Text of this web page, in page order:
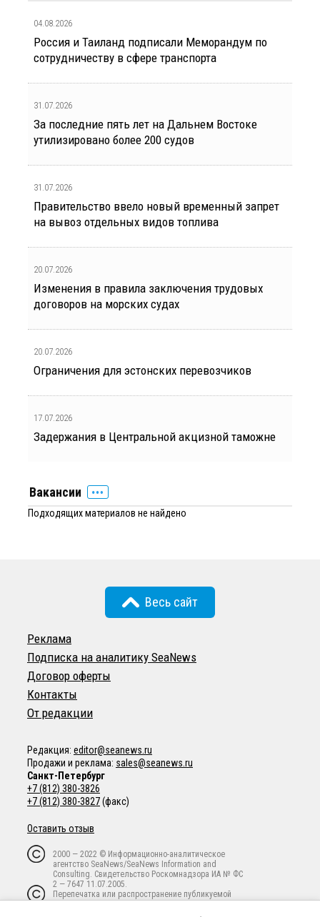
04.08.2026
Россия и Таиланд подписали Меморандум по
сотрудничеству в сфере транспорта
31.07.2026
За последние пять лет на Дальнем Востоке
утилизировано более 200 судов
31.07.2026
Правительство ввело новый временный запрет
на вывоз отдельных видов топлива
20.07.2026
Изменения в правила заключения трудовых
договоров на морских судах
20.07.2026
Ограничения для эстонских перевозчиков
17.07.2026
Задержания в Центральной акцизной таможне
Вакансии
Подходящих материалов не найдено
Весь сайт
Реклама
Подписка на аналитику SeaNews
Договор оферты
Контакты
От редакции
Редакция: editor@seanews.ru
Продажи и реклама: sales@seanews.ru
Санкт-Петербург
+7 (812) 380-3826
+7 (812) 380-3827(факс)
Оставить отзыв
2000 — 2022 © Информационно-аналитическое
агентство SeaNews/SeaNews Information and
Consulting. Свидетельство Роскомнадзора ИА № ФС
2 — 7647 11.07.2005.
Перепечатка или распространение публикуемой
запрещены без письменного предварительного